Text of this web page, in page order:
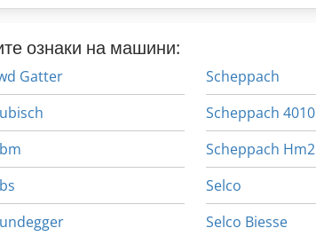
ознаки на машини:
Gatter
Scheppach
Scheppach 4010
Scheppach Hm2
Selco
Selco Biesse